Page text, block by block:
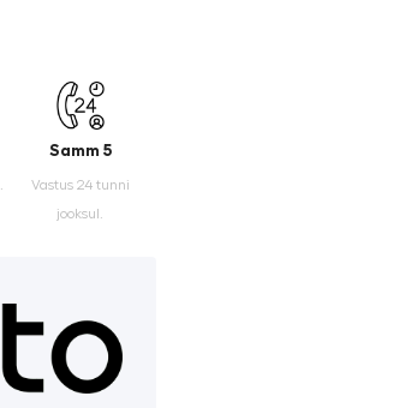
Samm 5
Vastus 24 tunni
jooksul.